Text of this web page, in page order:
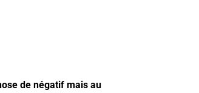
de négatif mais au